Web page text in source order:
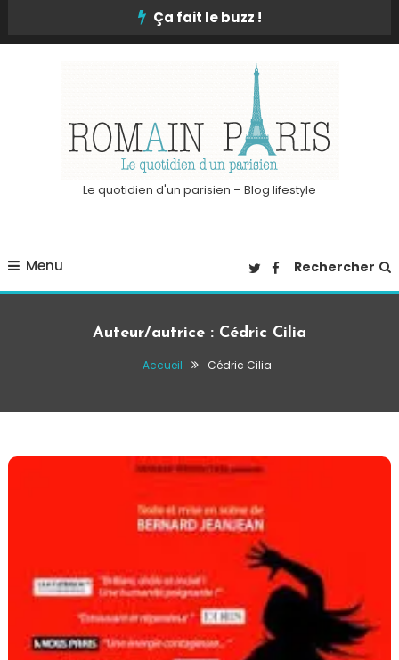
Ça fait le buzz !
Le quotidien d'un parisien – Blog lifestyle
Menu Rechercher
Auteur/autrice : Cédric Cilia
Accueil Cédric Cilia